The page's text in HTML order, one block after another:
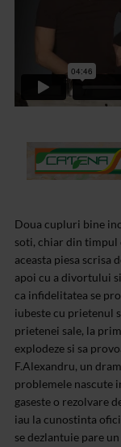
Doua cupluri bine
soti, chiar din
aceasta piesa scrisa
apoi cu a divortului
ca infidelitatea se
iubeste cu prietenul
prietenei sale, la
explodeze si sa
F.Alexandru, un
problemele nascute
gaseste o rezolvare
iau la cunostinta
se dezlantuie pare